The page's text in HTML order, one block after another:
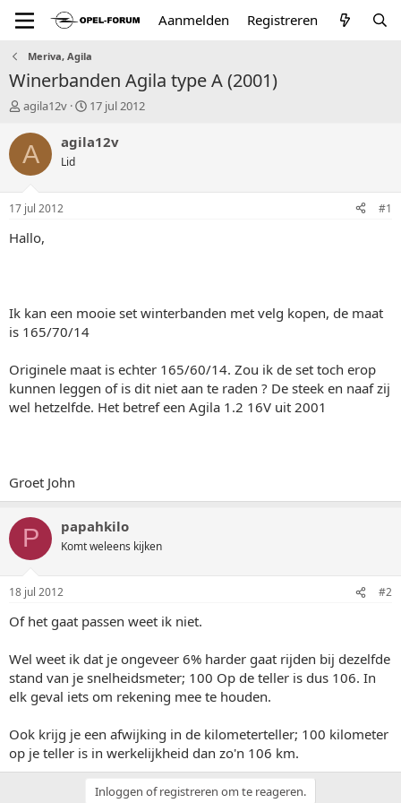
Aanmelden Registreren
Meriva, Agila
Winerbanden Agila type A (2001)
T
p
i
t
a
r
agila12v
S
a
17 jul 2012
A agila12v
Lid
17 jul 2012 #1
Hallo,
Ik kan een mooie set winterbanden met velg kopen, de maat
is 165/70/14
Originele maat is echter 165/60/14. Zou ik de set toch erop
kunnen leggen of is dit niet aan te raden ? De steek en naaf zij
wel hetzelfde. Het betref een Agila 1.2 16V uit 2001
Groet John
P papahkilo
Komt weleens kijken
18 jul 2012 #2
Of het gaat passen weet ik niet.
Wel weet ik dat je ongeveer 6% harder gaat rijden bij dezelfde
stand van je snelheidsmeter; 100 Op de teller is dus 106. In
elk geval iets om rekening mee te houden.
Ook krijg je een afwijking in de kilometerteller; 100 kilometer
op je teller is in werkelijkheid dan zo'n 106 km.
Inloggen of registreren om te reageren.